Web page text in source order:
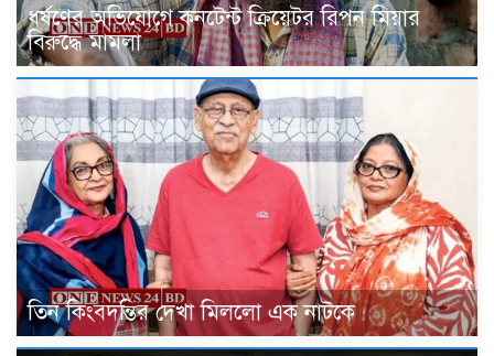
ধর্ষণের অভিযোগে কনটেন্ট ক্রিয়েটর রিপন মিয়ার
বিরুদ্ধে মামলা
তিন কিংবদন্তির দেখা মিললো এক নাটকে